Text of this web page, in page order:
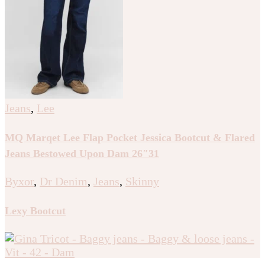
Jeans, Lee
MQ Marqet Lee Flap Pocket Jessica Bootcut & Flared
Jeans Bestowed Upon Dam 26″31
Byxor, Dr Denim, Jeans, Skinny
Lexy Bootcut